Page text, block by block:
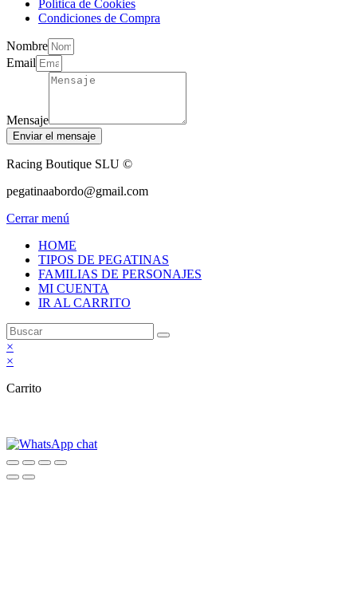
Política de Cookies
Condiciones de Compra
Nombre
Email
Mensaje
Enviar el mensaje
Racing Boutique SLU ©
pegatinaabordo@gmail.com
Cerrar menú
HOME
TIPOS DE PEGATINAS
FAMILIAS DE PERSONAJES
MI CUENTA
IR AL CARRITO
×
×
Carrito